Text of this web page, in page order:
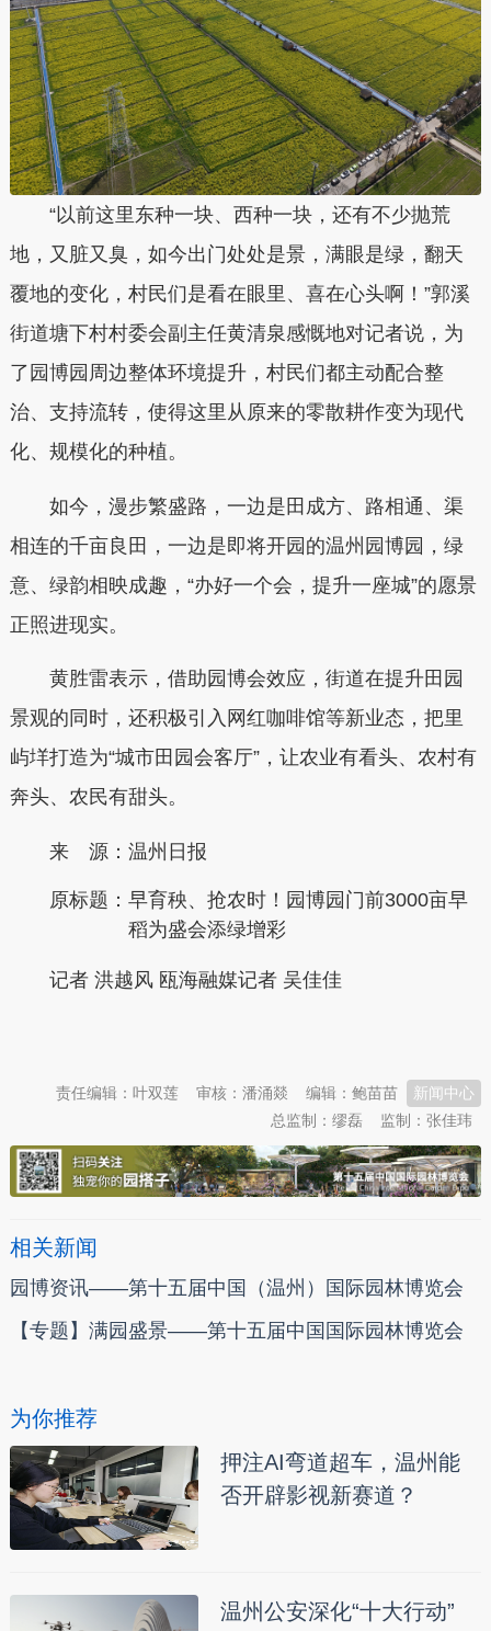
“以前这里东种一块、西种一块，还有不少抛荒
地，又脏又臭，如今出门处处是景，满眼是绿，翻天
覆地的变化，村民们是看在眼里、喜在心头啊！”郭溪
街道塘下村村委会副主任黄清泉感慨地对记者说，为
了园博园周边整体环境提升，村民们都主动配合整
治、支持流转，使得这里从原来的零散耕作变为现代
化、规模化的种植。
如今，漫步繁盛路，一边是田成方、路相通、渠
相连的千亩良田，一边是即将开园的温州园博园，绿
意、绿韵相映成趣，“办好一个会，提升一座城”的愿景
正照进现实。
黄胜雷表示，借助园博会效应，街道在提升田园
景观的同时，还积极引入网红咖啡馆等新业态，把里
屿垟打造为“城市田园会客厅”，让农业有看头、农村有
奔头、农民有甜头。
来 源：温州日报
原标题： 早育秧、抢农时！园博园门前3000亩早
稻为盛会添绿增彩
记者 洪越风 瓯海融媒记者 吴佳佳
新闻中心
编辑：鲍苗苗
审核：潘涌燚
责任编辑：叶双莲
监制：张佳玮
总监制：缪磊
相关新闻
园博资讯——第十五届中国（温州）国际园林博览会
【专题】满园盛景——第十五届中国国际园林博览会
为你推荐
押注AI弯道超车，温州能
否开辟影视新赛道？
温州公安深化“十大行动”